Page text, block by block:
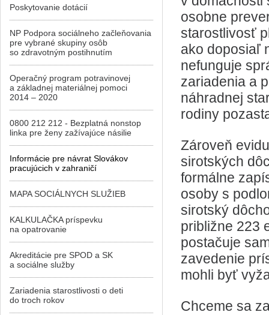
osobne
starostlivosť
ako doposiaľ
nefunguje
zariadenia a
náhradnej
rodiny
Zároveň
sirotských
formálne
osoby s
sirotský
približne 223
postačuje
zavedenie
mohli byť
Chceme sa
Poskytovanie dotácií
NP Podpora sociálneho začleňovania
pre vybrané skupiny osôb
so zdravotným postihnutím
Operačný program potravinovej
a základnej materiálnej pomoci
2014 – 2020
0800 212 212 - Bezplatná nonstop
linka pre ženy zažívajúce násilie
Informácie pre návrat Slovákov
pracujúcich v zahraničí
MAPA SOCIÁLNYCH SLUŽIEB
KALKULAČKA príspevku
na opatrovanie
Akreditácie pre SPOD a SK
a sociálne služby
Zariadenia starostlivosti o deti
do troch rokov